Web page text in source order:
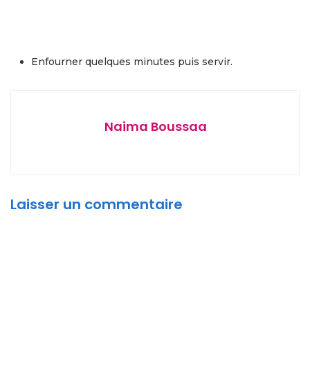
Enfourner quelques minutes puis servir.
Naima Boussaa
Laisser un commentaire